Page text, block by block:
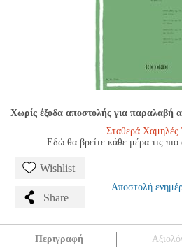
Χωρίς έξοδα αποστολής για παραλαβή
Σταθερά Χαμηλές
Εδώ θα βρείτε κάθε μέρα τις πιο
Wishlist
Share
Αποστολή
Περιγραφή